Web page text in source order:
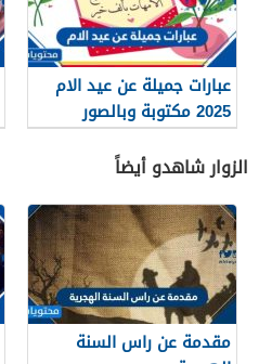
عبارات جميلة عن عيد الام
2025 مكتوبة وبالصور
الزوار شاهدو أيضاً
مقدمة عن راس السنة